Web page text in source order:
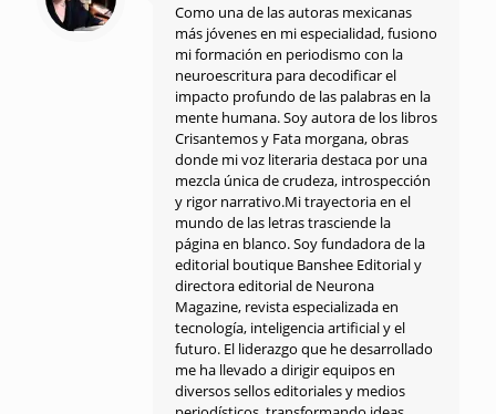
Como una de las autoras mexicanas
más jóvenes en mi especialidad, fusiono
mi formación en periodismo con la
neuroescritura para decodificar el
impacto profundo de las palabras en la
mente humana. Soy autora de los libros
Crisantemos y Fata morgana, obras
donde mi voz literaria destaca por una
mezcla única de crudeza, introspección
y rigor narrativo.Mi trayectoria en el
mundo de las letras trasciende la
página en blanco. Soy fundadora de la
editorial boutique Banshee Editorial y
directora editorial de Neurona
Magazine, revista especializada en
tecnología, inteligencia artificial y el
futuro. El liderazgo que he desarrollado
me ha llevado a dirigir equipos en
diversos sellos editoriales y medios